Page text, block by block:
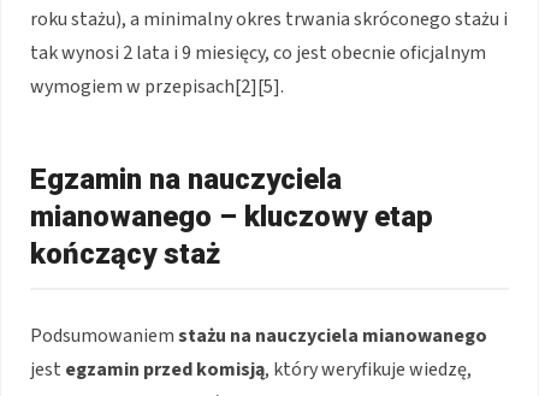
roku stażu), a minimalny okres trwania skróconego stażu i
tak wynosi 2 lata i 9 miesięcy, co jest obecnie oficjalnym
wymogiem w przepisach[2][5].
Egzamin na nauczyciela
mianowanego – kluczowy etap
kończący staż
Podsumowaniemstażu na nauczyciela mianowanego
jest egzamin przed komisją, który weryfikuje wiedzę,